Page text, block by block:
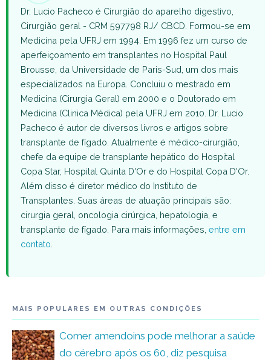
Dr. Lucio Pacheco é Cirurgião do aparelho digestivo,
Cirurgião geral - CRM 597798 RJ/ CBCD. Formou-se em
Medicina pela UFRJ em 1994. Em 1996 fez um curso de
aperfeiçoamento em transplantes no Hospital Paul
Brousse, da Universidade de Paris-Sud, um dos mais
especializados na Europa. Concluiu o mestrado em
Medicina (Cirurgia Geral) em 2000 e o Doutorado em
Medicina (Clinica Médica) pela UFRJ em 2010. Dr. Lucio
Pacheco é autor de diversos livros e artigos sobre
transplante de fígado. Atualmente é médico-cirurgião,
chefe da equipe de transplante hepático do Hospital
Copa Star, Hospital Quinta D'Or e do Hospital Copa D'Or.
Além disso é diretor médico do Instituto de
Transplantes. Suas áreas de atuação principais são:
cirurgia geral, oncologia cirúrgica, hepatologia, e
transplante de fígado. Para mais informações, entre em
contato
MAIS POPULARES EM OUTRAS CONDIÇÕES
Comer amendoins pode melhorar a saúde
do cérebro após os 60, diz pesquisa